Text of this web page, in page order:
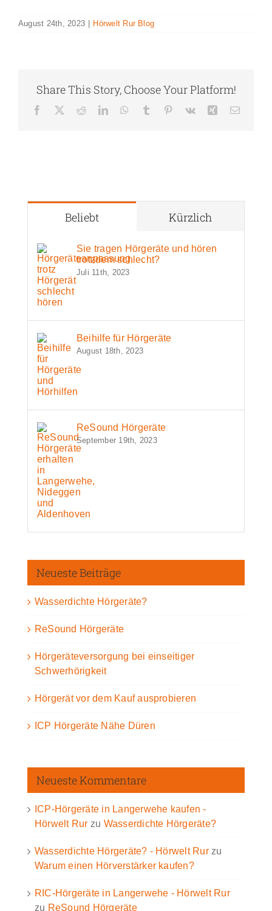
August 24th, 2023 Hörwelt Rur Blog
Share This Story, Choose Your Platform!
Facebook RedditLinkedInWhatsApp
Tumblr Pinterest
Vk Xing E-
Beliebt Kürzlich
Sie tragen Hörgeräte und hören
trotzdem schlecht?
Juli 11th, 2023
Beihilfe für Hörgeräte
August 18th, 2023
ReSound Hörgeräte
September 19th, 2023
Neueste Beiträge
Wasserdichte Hörgeräte?
ReSound Hörgeräte
Hörgeräteversorgung bei einseitiger
Schwerhörigkeit
Hörgerät vor dem Kauf ausprobieren
ICP Hörgeräte Nähe Düren
Neueste Kommentare
ICP-Hörgeräte in Langerwehe kaufen -
Hörwelt Rur zu Wasserdichte Hörgeräte?
Wasserdichte Hörgeräte? - Hörwelt Rurzu
Warum einen Hörverstärker kaufen?
RIC-Hörgeräte in Langerwehe - Hörwelt Rur
zu ReSound Hörgeräte